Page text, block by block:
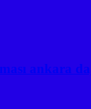
ankara